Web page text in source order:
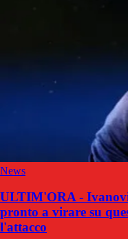
News
ULTIM'ORA -
pronto a virare su
l'attacco